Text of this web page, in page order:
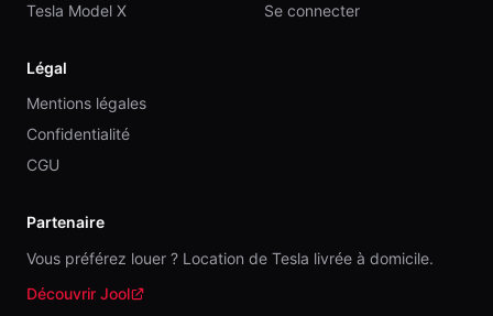
Tesla Model X
Se connecter
Légal
Mentions légales
Confidentialité
CGU
Partenaire
Vous préférez louer ? Location de Tesla livrée à domicile.
Découvrir Jool
(nouvelle fenêtre)